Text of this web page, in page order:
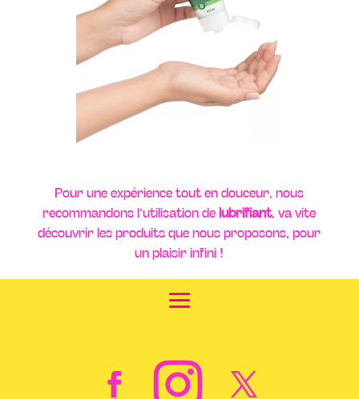
Pour une expérience tout en douceur, nous
recommandons l’utilisation delubrifiant, va vite
découvrir les produits que nous proposons, pour
un plaisir infini !